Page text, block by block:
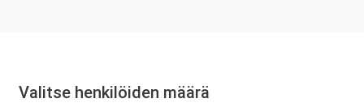
Valitse henkilöiden määrä